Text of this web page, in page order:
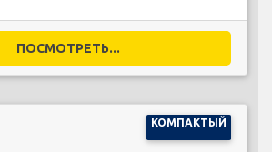
ПОСМОТРЕТЬ...
КОМПАКТЫЙ